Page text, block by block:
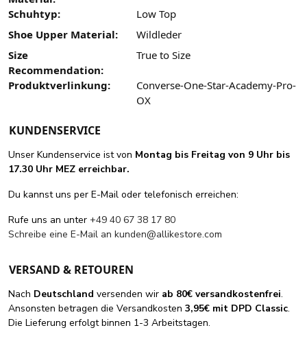
Schuhtyp:
Low Top
Shoe Upper Material:
Wildleder
Size
Recommendation:
True to Size
Produktverlinkung:
Converse-One-Star-Academy-Pro-
OX
KUNDENSERVICE
Unser Kundenservice ist von Montag bis Freitag von 9 Uhr bis
17.30 Uhr MEZ erreichbar.
Du kannst uns per E-Mail oder telefonisch erreichen:
Rufe uns an unter +49 40 67 38 17 80
Schreibe eine E-Mail an kunden@allikestore.com
VERSAND & RETOUREN
Nach Deutschland versenden wir ab 80€ versandkostenfrei.
Ansonsten betragen die Versandkosten 3,95€ mit DPD Classic.
Die Lieferung erfolgt binnen 1-3 Arbeitstagen.